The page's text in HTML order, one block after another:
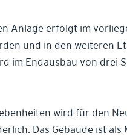
Anlage erfolgt im
und in den weiteren
im Endausbau von drei
wird für den
Das Gebäude ist